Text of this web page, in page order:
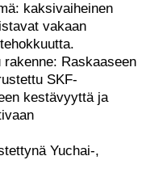
kaksivaiheinen
vakaan
Raskaaseen
SKF-
kestävyyttä ja
Yuchai-,